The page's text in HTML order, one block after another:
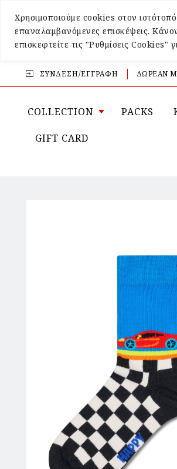
Χρησιμοποιούμε cookies στον
επαναλαμβανόμενες επισκέψεις.
επισκεφτείτε τις "Ρυθμίσεις
ΣΎΝΔΕΣΗ/ΕΓΓΡΑΦΉ ΔΩΡΕΑΝ
COLLECTION PACKS
GIFT CARD